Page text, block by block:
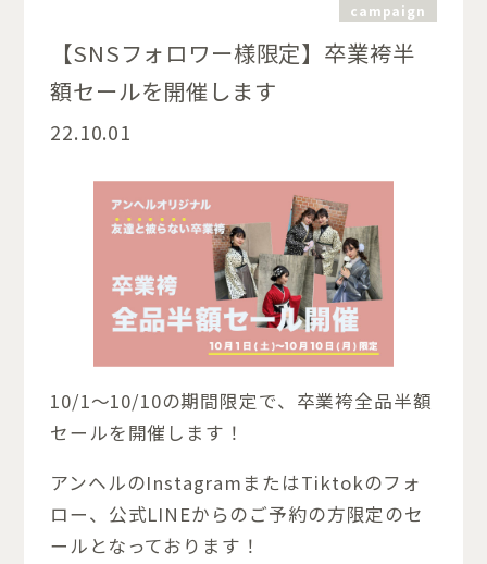
campaign
【SNSフォロワー様限定】卒業袴半
額セールを開催します
22.10.01
10/1～10/10の期間限定で、卒業袴全品半額
セールを開催します！
アンヘルのInstagramまたはTiktokのフォ
ロー、公式LINEからのご予約の方限定のセ
ールとなっております！